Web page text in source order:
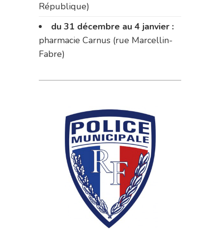
République)
du 31 décembre au 4 janvier :
pharmacie Carnus (rue Marcellin-
Fabre)